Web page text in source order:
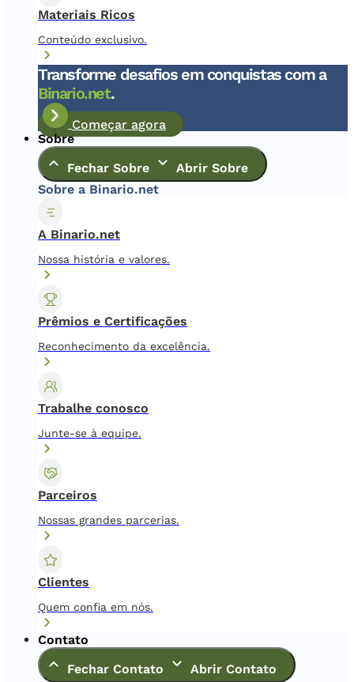
Materiais Ricos
Conteúdo exclusivo.
Transforme desafios em conquistas com a
Binario.net.
Começar agora
Sobre
Fechar Sobre
Abrir Sobre
Sobre a Binario.net
A Binario.net
Nossa história e valores.
Prêmios e Certificações
Reconhecimento da excelência.
Trabalhe conosco
Junte-se à equipe.
Parceiros
Nossas grandes parcerias.
Clientes
Quem confia em nós.
Contato
Fechar Contato
Abrir Contato